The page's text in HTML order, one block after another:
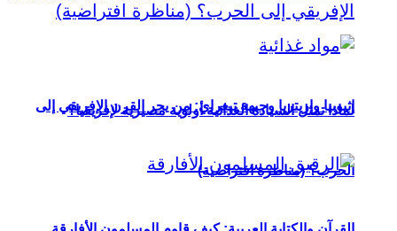
إثيوبيا وإريتريا وجبهة تيغراي: من يجر القرن الإفريقي إلى
الحرب؟ (مناظرة افتراضية)
لماذا تمثل السيادة الغذائية أولوية مصيرية لإفريقيا؟